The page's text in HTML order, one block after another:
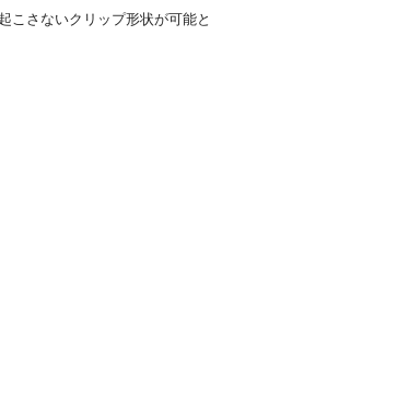
こさないクリップ形状が可能と